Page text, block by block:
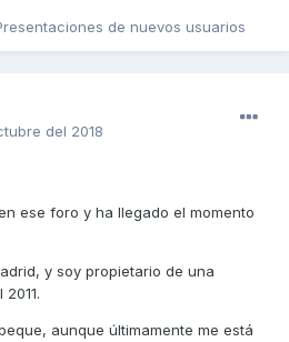
de nuevos usuarios
del 2018
ese foro y ha llegado el momento
y soy propietario de una
aunque últimamente me está